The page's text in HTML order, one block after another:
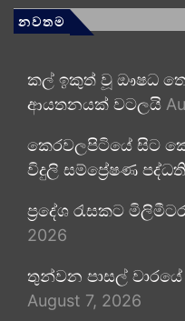
නවතම
කල් ඉකුත් වූ ඖෂධ
ආයතනයක් වටලයි
කෙරවලපිටියේ සිට
විදුලි සම්ප්‍රේෂණ
ප්‍රදේශ රැසකට
2026
තුන්වන පාසල්
August 7, 2026